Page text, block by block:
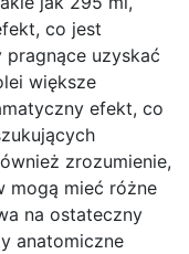
co jest
uzyskać
większe
efekt, co
zrozumienie,
mogą mieć różne
na ostateczny
anatomiczne